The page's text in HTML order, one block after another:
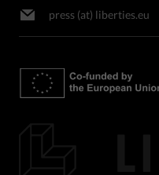
press (at) liberties.eu